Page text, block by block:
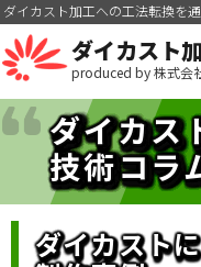
ダイカスト加工への工法転換を
ダイカスト
produced by 株式会
ダイカス
技術コラ
ダイカスト